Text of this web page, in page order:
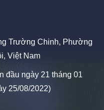
Trường Chinh, Phường
Việt Nam
đầu ngày 21 tháng 01
25/08/2022)